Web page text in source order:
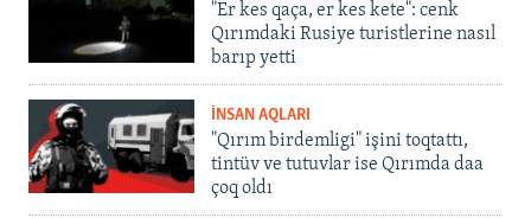
"Er kes qaça, er kes kete": cenk
Qırımdaki Rusiye turistlerine nasıl
barıp yetti
İNSAN AQLARI
"Qırım birdemligi" işini toqtattı,
tintüv ve tutuvlar ise Qırımda daa
çoq oldı